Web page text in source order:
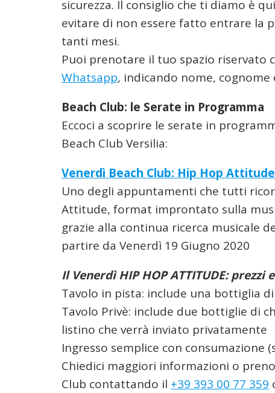
sicurezza. Il consiglio che ti diamo è
evitare di non essere fatto entrare la
tanti mesi.
Puoi prenotare il tuo spazio riservato
Whatsapp, indicando nome,
Beach Club: le Serate in Programma
Eccoci a scoprire le serate in
Beach Club Versilia:
Venerdì Beach Club: Hip Hop
Uno degli appuntamenti che tutti
Attitude, format improntato sulla
grazie alla continua ricerca musicale
partire da Venerdì 19 Giugno 2020
Il Venerdì HIP HOP ATTITUDE:
Tavolo in pista: include una bottiglia
Tavolo Privè: include due bottiglie di
listino che verrà inviato privatamente
Ingresso semplice con consumazione
Chiedici maggiori informazioni o
Club contattando il +39 393 00 77 359